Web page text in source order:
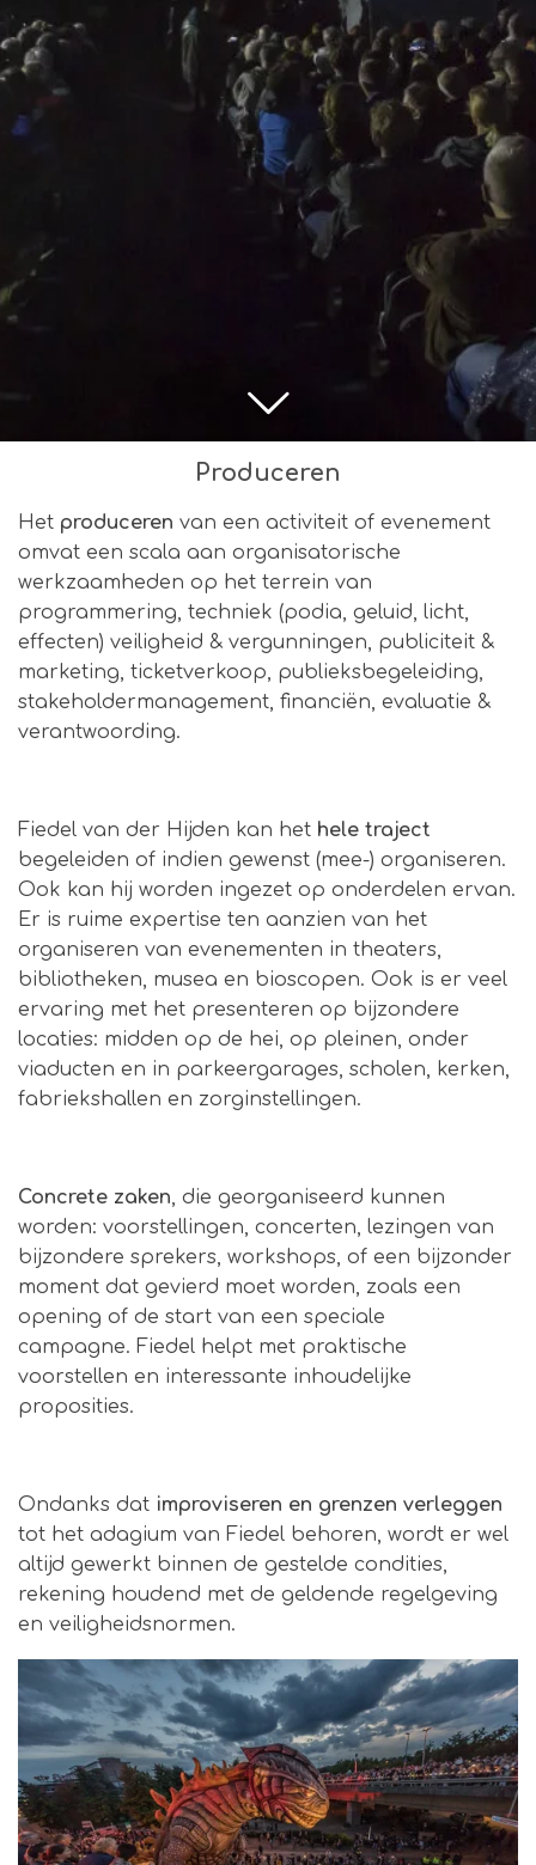
Produceren
Het produceren van een activiteit of evenement
omvat een scala aan organisatorische
werkzaamheden op het terrein van
programmering, techniek (podia, geluid, licht,
effecten) veiligheid & vergunningen, publiciteit &
marketing, ticketverkoop, publieksbegeleiding,
stakeholdermanagement, financiën, evaluatie &
verantwoording.
Fiedel van der Hijden kan het hele traject
begeleiden of indien gewenst (mee-) organiseren.
Ook kan hij worden ingezet op onderdelen ervan.
Er is ruime expertise ten aanzien van het
organiseren van evenementen in theaters,
bibliotheken, musea en bioscopen. Ook is er veel
ervaring met het presenteren op bijzondere
locaties: midden op de hei, op pleinen, onder
viaducten en in parkeergarages, scholen, kerken,
fabriekshallen en zorginstellingen.
Concrete zaken, die georganiseerd kunnen
worden: voorstellingen, concerten, lezingen van
bijzondere sprekers, workshops, of een bijzonder
moment dat gevierd moet worden, zoals een
opening of de start van een speciale
campagne. Fiedel helpt met praktische
voorstellen en interessante inhoudelijke
proposities.
Ondanks dat improviseren en grenzen verleggen
tot het adagium van Fiedel behoren, wordt er wel
altijd gewerkt binnen de gestelde condities,
rekening houdend met de geldende regelgeving
en veiligheidsnormen.